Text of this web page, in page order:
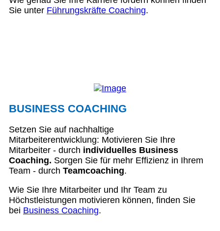
Sie unter Führungskräfte Coaching.
BUSINESS COACHING
Setzen Sie auf nachhaltige
Mitarbeiterentwicklung: Motivieren Sie Ihre
Mitarbeiter - durch individuelles Business
Coaching. Sorgen Sie für mehr Effizienz in Ihrem
Team - durch Teamcoaching.
Wie Sie Ihre Mitarbeiter und Ihr Team zu
Höchstleistungen motivieren können, finden Sie
bei Business Coaching.